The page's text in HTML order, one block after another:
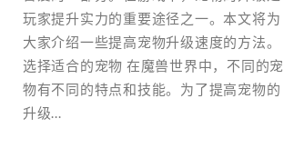
玩家提升实力的重要途径之一。本文将为
大家介绍一些提高宠物升级速度的方法。
选择适合的宠物 在魔兽世界中，不同的宠
物有不同的特点和技能。为了提高宠物的
升级...